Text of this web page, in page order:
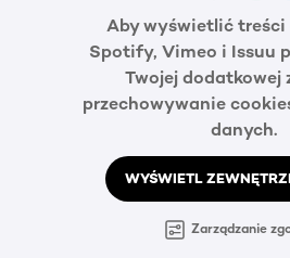
Aby wyświetlić treści
Spotify, Vimeo i Issuu
Twojej dodatkowej
przechowywanie
danych.
WYŚWIETL
Zarządzanie